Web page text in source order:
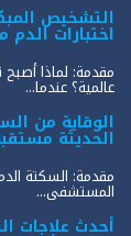
التشخيص
اختبارات
مقدمة: لماذا
عالمية؟ عندما...
الوقاية من
الحديثة
مقدمة: السكتة
المستشفى...
أحدث علاجات